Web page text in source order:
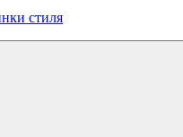
красоты и долголетия.